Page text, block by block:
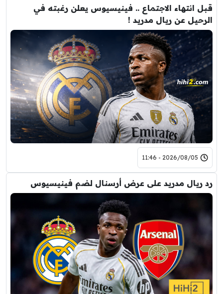
قبل انتهاء الاجتماع .. فينيسيوس يعلن رغبته في
الرحيل عن ريال مدريد !
2026/08/05 - 11:46
رد ريال مدريد على عرض أرسنال لضم فينيسيوس